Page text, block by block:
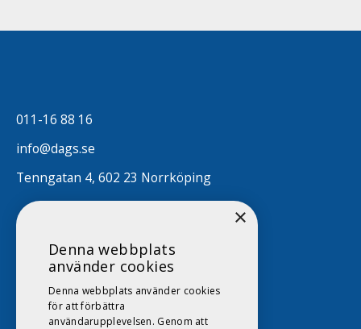
011-16 88 16
info@dags.se
Tenngatan 4, 602 23 Norrköping
×
Denna webbplats
använder cookies
Denna webbplats använder cookies
för att förbättra
användarupplevelsen. Genom att